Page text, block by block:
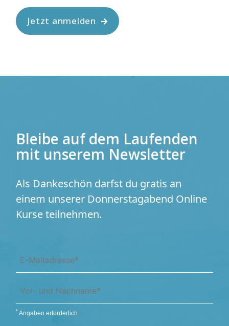
Jetzt anmelden
Bleibe auf dem Laufenden
mit unserem Newsletter
Als Dankeschön darfst du gratis an
einem unserer Donnerstagabend Online
Kurse teilnehmen.
* Angaben erforderlich